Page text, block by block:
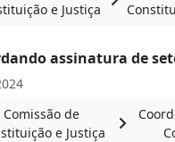
e Justiça
assinatura de
Comissão de
e Justiça